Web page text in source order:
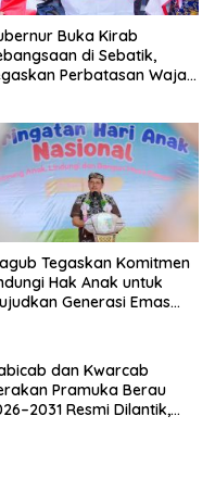
Buka Kirab
di Sebatik,
Perbatasan Wajah
Tegaskan Komitmen
Hak Anak untuk
Generasi Emas
dan Kwarcab
Pramuka Berau
Resmi Dilantik,